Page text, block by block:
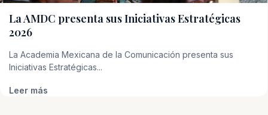
La AMDC presenta sus Iniciativas Estratégicas
2026
La Academia Mexicana de la Comunicación presenta sus
Iniciativas Estratégicas...
Leer más